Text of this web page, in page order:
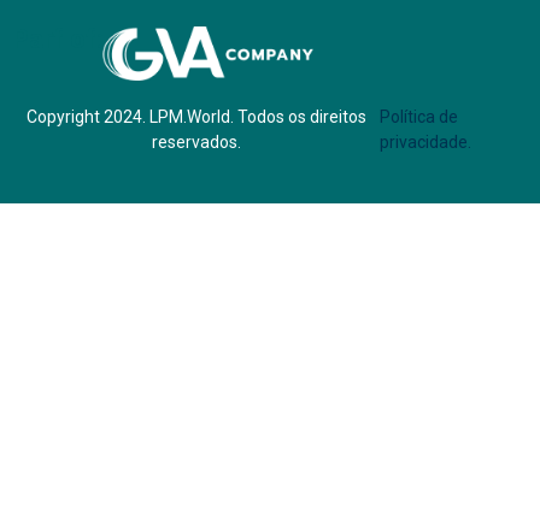
Copyright 2024. LPM.World. Todos os direitos
reservados.
Política de
privacidade.